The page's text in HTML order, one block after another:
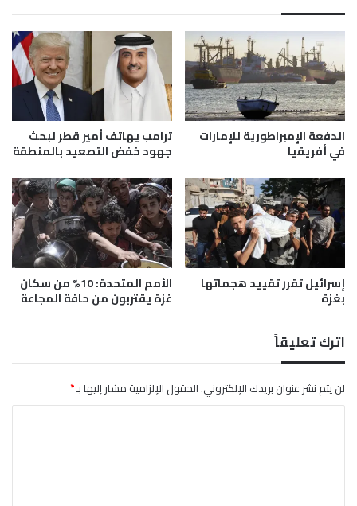
م
ض
ق
ه
ر
م
ز
ب
ل
ن
س
ي
ق
م
ع
ر
ا
ن
ا
ل
د
ر
ي
د
و
ي
و
ب
ا
ل
د
و
ر
ا
ل
إ
س
الدفعة الإمبراطورية للإمارات
في أفريقيا
ترامب يهاتف أمير قطر لبحث
جهود خفض التصعيد بالمنطقة
إسرائيل تقرر تقييد هجماتها
بغزة
الأمم المتحدة: 10% من سكان
غزة يقتربون من حافة المجاعة
اترك تعليقاً
لن يتم نشر عنوان بريدك الإلكتروني.الحقول الإلزامية مشار إليها بـ*